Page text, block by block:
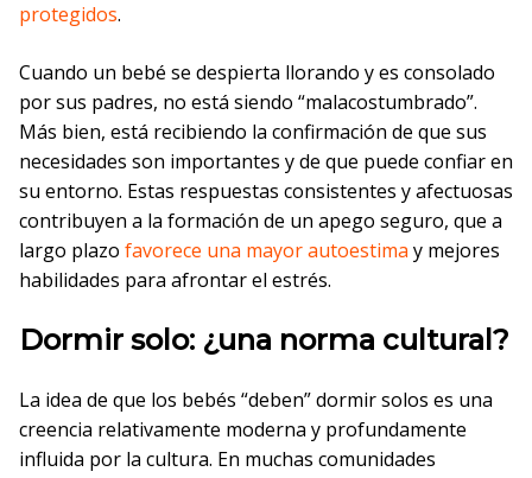
protegidos.
Cuando un bebé se despierta llorando y es consolado
por sus padres, no está siendo “malacostumbrado”.
Más bien, está recibiendo la confirmación de que sus
necesidades son importantes y de que puede confiar en
su entorno. Estas respuestas consistentes y afectuosas
contribuyen a la formación de un apego seguro, que a
largo plazo favorece una mayor autoestima y mejores
habilidades para afrontar el estrés.
Dormir solo: ¿una norma cultural?
La idea de que los bebés “deben” dormir solos es una
creencia relativamente moderna y profundamente
influida por la cultura. En muchas comunidades